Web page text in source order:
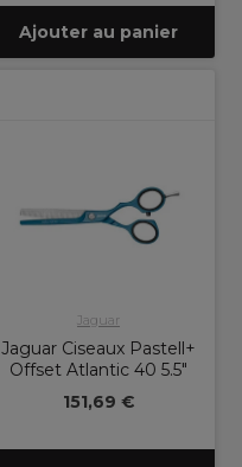
Ajouter au panier
Jaguar
Jaguar Ciseaux Pastell+
Offset Atlantic 40 5.5"
151,69 €